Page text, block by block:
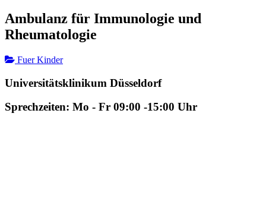
Ambulanz für Immunologie und
Rheumatologie
Fuer Kinder
Universitätsklinikum Düsseldorf
Sprechzeiten: Mo - Fr 09:00 -15:00 Uhr